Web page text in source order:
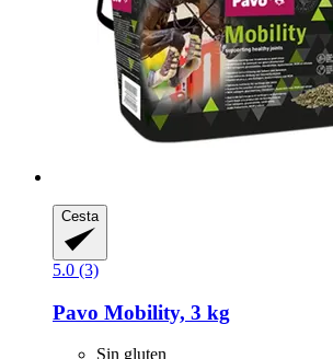
Cesta
5.0 (3)
Pavo Mobility, 3 kg
Sin gluten